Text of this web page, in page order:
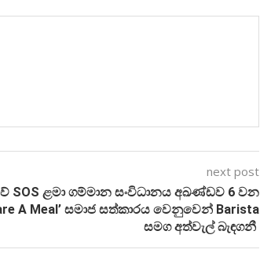
next post
SOS ළමා ගම්මාන සංවිධානය අඛණ්ඩව 6 වන
A Meal’ සමාජ සත්කාරය වෙනුවෙන් Barista
සමග අත්වැල් බැඳගනී